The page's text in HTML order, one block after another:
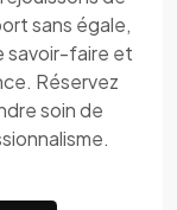
sans égale,
savoir-faire et
Réservez
soin de